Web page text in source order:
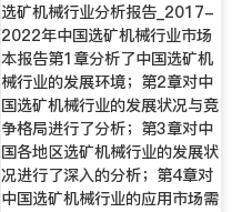
选矿机械行业分析报告_2017-
2022年中国选矿机械行业市场
本报告第1章分析了中国选矿机
械行业的发展环境；第2章对中
国选矿机械行业的发展状况与竞
争格局进行了分析；第3章对中
国各地区选矿机械行业的发展状
况进行了深入的分析；第4章对
中国选矿机械行业的应用市场需